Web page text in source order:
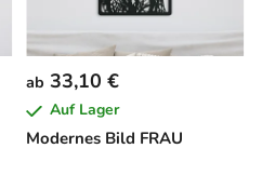
Modernes Bild FRAU
ab 33,10 €
Auf Lager